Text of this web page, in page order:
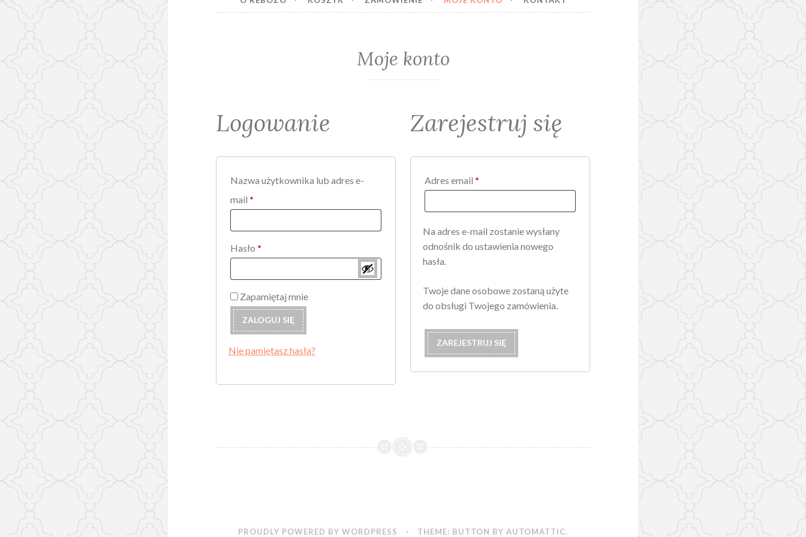
Moje konto
Logowanie
Nazwa użytkownika lub adres e-
mail *Wymagane
Hasło *Wymagane
Zapamiętaj mnie
ZALOGUJ SIĘ
Nie pamiętasz hasła?
Zarejestruj się
Adres email *
Na adres e-mail zostanie wysłany
odnośnik do ustawienia nowego
hasła.
Twoje dane osobowe zostaną użyte
do obsługi Twojego zamówienia.
ZAREJESTRUJ SIĘ
PROUDLY POWERED BY WORDPRESS · THEME: BUTTON BY AUTOMATTIC.